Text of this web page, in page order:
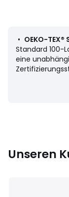
Pflege
•
• OEKO-
Standard 100-
eine
Unseren